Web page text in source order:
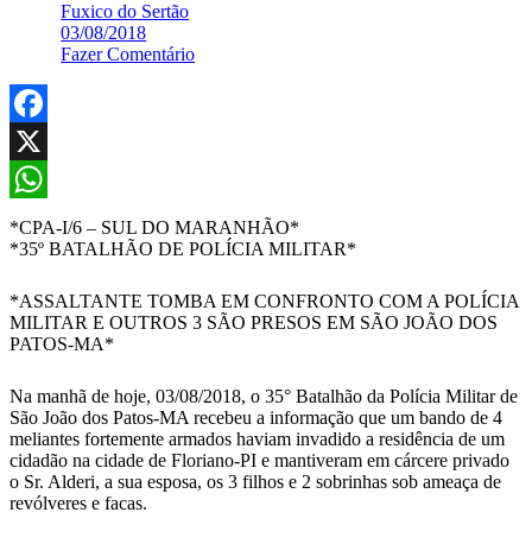
Fuxico do Sertão
03/08/2018
Fazer Comentário
Facebook
X
WhatsApp
*CPA-I/6 – SUL DO MARANHÃO*
*35º BATALHÃO DE POLÍCIA MILITAR*
*ASSALTANTE TOMBA EM CONFRONTO COM A POLÍCIA
MILITAR E OUTROS 3 SÃO PRESOS EM SÃO JOÃO DOS
PATOS-MA*
Na manhã de hoje, 03/08/2018, o 35° Batalhão da Polícia Militar de
São João dos Patos-MA recebeu a informação que um bando de 4
meliantes fortemente armados haviam invadido a residência de um
cidadão na cidade de Floriano-PI e mantiveram em cárcere privado
o Sr. Alderi, a sua esposa, os 3 filhos e 2 sobrinhas sob ameaça de
revólveres e facas.